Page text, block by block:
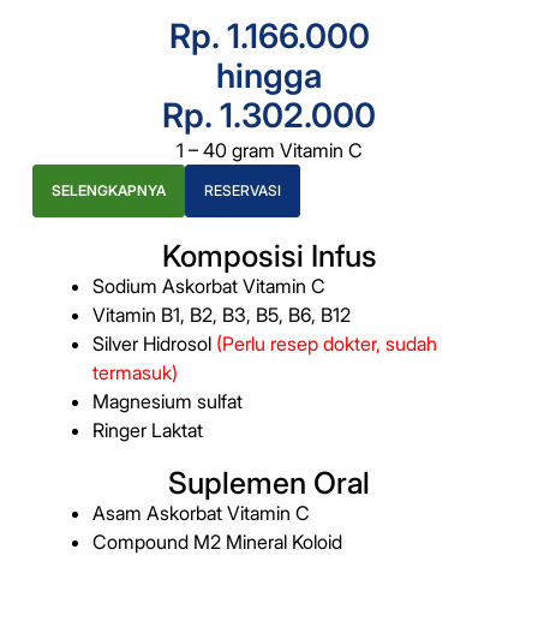
Rp. 1.166.000
hingga
Rp. 1.302.000
1 – 40 gram Vitamin C
SELENGKAPNYA RESERVASI
Komposisi Infus
Sodium Askorbat Vitamin C
Vitamin B1, B2, B3, B5, B6, B12
Silver Hidrosol (Perlu resep dokter, sudah
termasuk)
Magnesium sulfat
Ringer Laktat
Suplemen Oral
Asam Askorbat Vitamin C
Compound M2 Mineral Koloid